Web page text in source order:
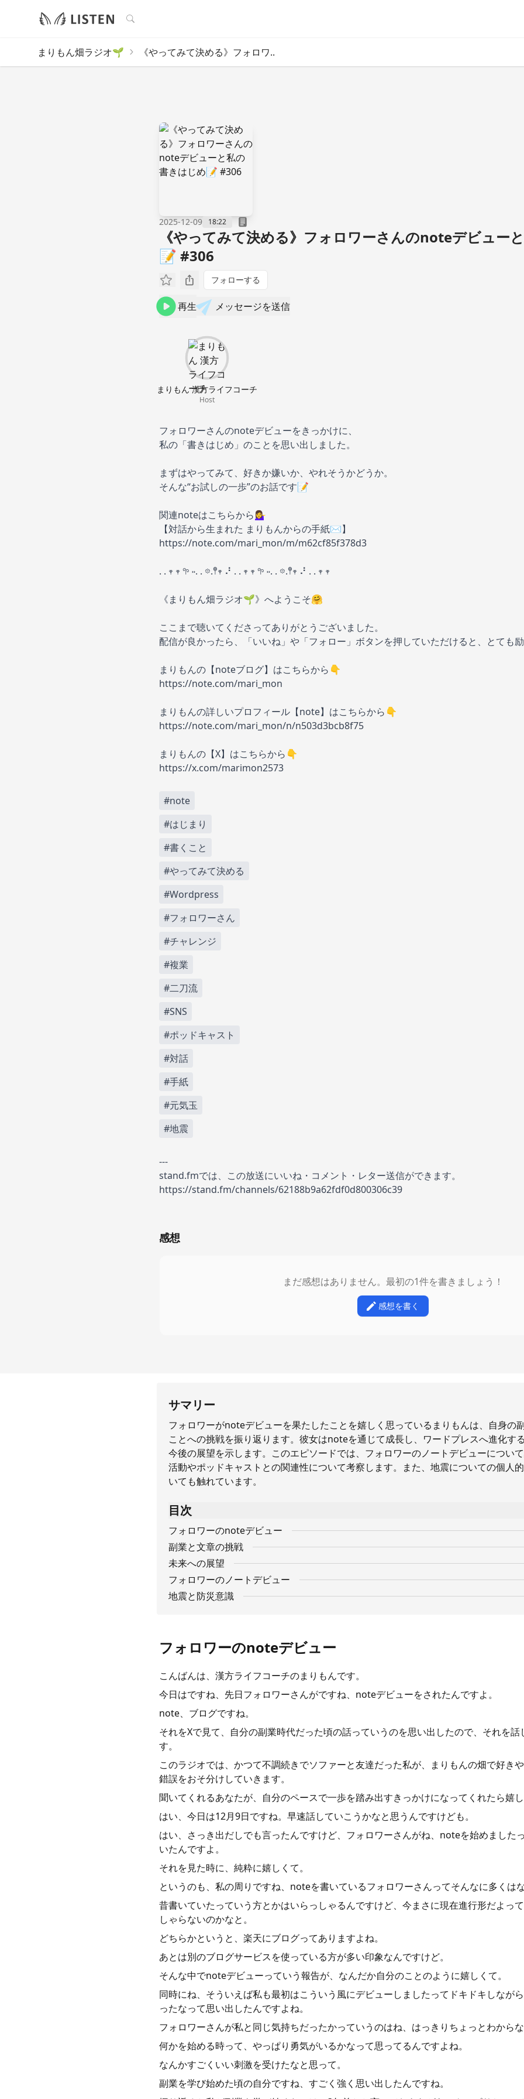
検索
まりもん畑ラジオ🌱 《やってみて決める》フォロワ..
2025-12-09 18:22
《やってみて決める》フォロワーさんのnoteデビュー
📝 #306
フォローする
再生 メッセージを送信
まりもん 漢方ライフコーチ
Host
フォロワーさんのnoteデビューをきっかけに、
私の「書きはじめ」のことを思い出しました。
まずはやってみて、好きか嫌いか、やれそうかどうか。
そんな“お試しの一歩”のお話です📝
関連noteはこちらから💁‍♀️
【対話から生まれた まりもんからの手紙✉️】
https://note.com/mari_mon/m/m62cf85f378d3
. . 𖥧 𖥧 𖧧 ˒˒. . 𖡼.𖤣𖥧 ⠜ . . 𖥧 𖥧 𖧧 ˒˒. . 𖡼.𖤣𖥧 ⠜ . . 𖥧 𖥧
《まりもん畑ラジオ🌱》へようこそ🤗
ここまで聴いてくださってありがとうございました。
配信が良かったら、「いいね」や「フォロー」ボタンを押していただけると、とても
まりもんの【noteブログ】はこちらから👇
https://note.com/mari_mon
まりもんの詳しいプロフィール【note】はこちらから👇
https://note.com/mari_mon/n/n503d3bcb8f75
まりもんの【X】はこちらから👇
https://x.com/marimon2573
#note
#はじまり
#書くこと
#やってみて決める
#Wordpress
#フォロワーさん
#チャレンジ
#複業
#二刀流
#SNS
#ポッドキャスト
#対話
#手紙
#元気玉
#地震
---
stand.fmでは、この放送にいいね・コメント・レター送信ができます。
https://stand.fm/channels/62188b9a62fdf0d800306c39
感想
まだ感想はありません。最初の1件を書きましょう！
感想を書く
サマリー
フォロワーがnoteデビューを果たしたことを嬉しく思っているまりもんは、自身の
ことへの挑戦を振り返ります。彼女はnoteを通じて成長し、ワードプレスへ進化す
今後の展望を示します。このエピソードでは、フォロワーのノートデビューについ
活動やポッドキャストとの関連性について考察します。また、地震についての個人
いても触れています。
目次
フォロワーのnoteデビュー
副業と文章の挑戦
未来への展望
フォロワーのノートデビュー
地震と防災意識
フォロワーのnoteデビュー
こんばんは、漢方ライフコーチのまりもんです。
今日はですね、先日フォロワーさんがですね、noteデビューをされたんですよ。
note、ブログですね。
それをXで見て、自分の副業時代だった頃の話っていうのを思い出したので、それを話
す。
このラジオでは、かつて不調続きでソファーと友達だった私が、まりもんの畑で好き
錯誤をおそ分けしていきます。
聞いてくれるあなたが、自分のペースで一歩を踏み出すきっかけになってくれたら嬉し
はい、今日は12月9日ですね。早速話していこうかなと思うんですけども。
はい、さっき出だしでも言ったんですけど、フォロワーさんがね、noteを始めました
いたんですよ。
それを見た時に、純粋に嬉しくて。
というのも、私の周りですね、noteを書いているフォロワーさんってそんなに多くはな
昔書いていたっていう方とかはいらっしゃるんですけど、今まさに現在進行形だよっ
しゃらないのかなと。
どちらかというと、楽天にブログってありますよね。
あとは別のブログサービスを使っている方が多い印象なんですけど。
そんな中でnoteデビューっていう報告が、なんだか自分のことのように嬉しくて。
同時にね、そういえば私も最初はこういう風にデビューしましたってドキドキしなが
ったなって思い出したんですよね。
フォロワーさんが私と同じ気持ちだったかっていうのはね、はっきりちょっとわからな
何かを始める時って、やっぱり勇気がいるかなって思ってるんですよね。
なんかすごくいい刺激を受けたなと思って。
副業を学び始めた頃の自分ですね、すごく強く思い出したんですね。